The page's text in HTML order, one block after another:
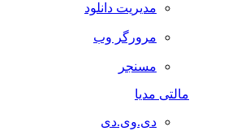
مدیریت دانلود
مرورگر وب
مسنجر
مالتی مدیا
دی.وی.دی